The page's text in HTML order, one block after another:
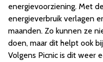
energievoorziening. Met
energieverbruik verlagen
maanden. Zo kunnen ze
doen, maar dit helpt ook
Volgens Picnic is dit weer